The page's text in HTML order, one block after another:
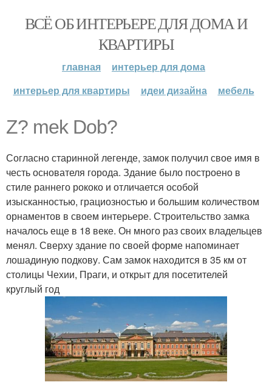
ВСЁ ОБ ИНТЕРЬЕРЕ ДЛЯ ДОМА И
КВАРТИРЫ
главная
интерьер для дома
интерьер для квартиры
идеи дизайна мебель
Z? mek Dob?
Согласно старинной легенде, замок получил свое имя в
честь основателя города. Здание было построено в
стиле раннего рококо и отличается особой
изысканностью, грациозностью и большим количеством
орнаментов в своем интерьере. Строительство замка
началось еще в 18 веке. Он много раз своих владельцев
менял. Сверху здание по своей форме напоминает
лошадиную подкову. Сам замок находится в 35 км от
столицы Чехии, Праги, и открыт для посетителей
круглый год